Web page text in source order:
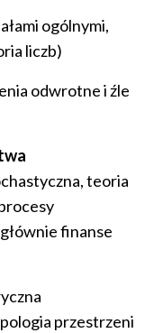
ogólnymi,
liczb)
odwrotne i źle
teoria
finanse
przestrzeni